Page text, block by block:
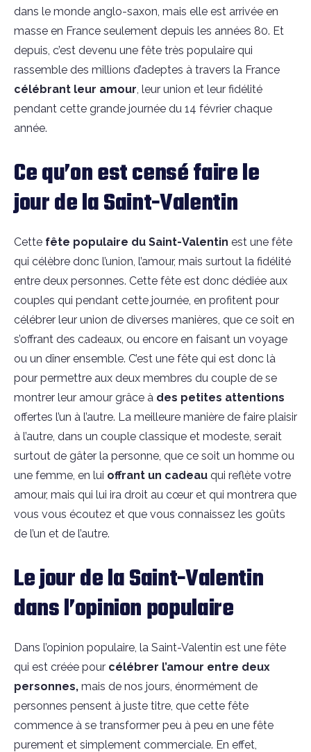
dans le monde anglo-saxon, mais elle est arrivée en
masse en France seulement depuis les années 80. Et
depuis, c’est devenu une fête très populaire qui
rassemble des millions d’adeptes à travers la France
célébrant leur amour, leur union et leur fidélité
pendant cette grande journée du 14 février chaque
année.
Ce qu’on est censé faire le
jour de la Saint-Valentin
Cette fête populaire du Saint-Valentin est une fête
qui célèbre donc l’union, l’amour, mais surtout la fidélité
entre deux personnes. Cette fête est donc dédiée aux
couples qui pendant cette journée, en profitent pour
célébrer leur union de diverses manières, que ce soit en
s’offrant des cadeaux, ou encore en faisant un voyage
ou un dîner ensemble. C’est une fête qui est donc là
pour permettre aux deux membres du couple de se
montrer leur amour grâce à des petites attentions
offertes l’un à l’autre. La meilleure manière de faire plaisir
à l’autre, dans un couple classique et modeste, serait
surtout de gâter la personne, que ce soit un homme ou
une femme, en lui offrant un cadeau qui reflète votre
amour, mais qui lui ira droit au cœur et qui montrera que
vous vous écoutez et que vous connaissez les goûts
de l’un et de l’autre.
Le jour de la Saint-Valentin
dans l’opinion populaire
Dans l’opinion populaire, la Saint-Valentin est une fête
qui est créée pour célébrer l’amour entre deux
personnes, mais de nos jours, énormément de
personnes pensent à juste titre, que cette fête
commence à se transformer peu à peu en une fête
purement et simplement commerciale. En effet,